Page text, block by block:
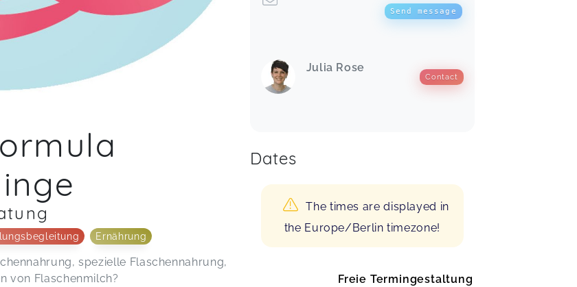
Ernährung
spezielle Flaschennahrung,
von Flaschenmilch?
Send message
Julia Rose
Contact
Dates
The times are displayed in
the Europe/Berlin timezone!
Freie Termingestaltung